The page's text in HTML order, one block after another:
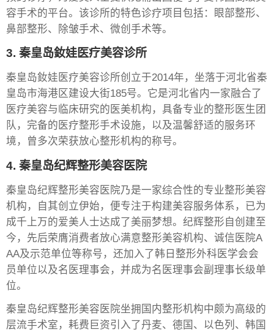
容手术的平台。该诊所的特色诊疗项目包括：眼部整形、
鼻部整形、除皱手术、微创手术等。
3. 秦皇岛釹娃医疗美容诊所
秦皇岛釹娃医疗美容诊所创立于2014年，坐落于河北省秦
皇岛市海港区建设大街185号。它是河北省内一家融合了
医疗美容与临床研究的医美机构，具备专业的整形医生团
队，完备的医疗整形手术设施，以及温馨舒适的服务环
境，曾多次荣获放心整形机构的称号。
4. 秦皇岛纪辉整形美容医院
秦皇岛纪辉整形美容医院乃是一家综合性的专业整形美容
机构，自其创立伊始，便专注于构建美容服务体系，已为
成千上万的爱美人士达成了美丽梦想。纪辉整形自创建至
今，先后荣膺消费者放心满意整形美容机构、诚信医院A
AA及示范单位等称号，还加入了韩日整形外科医学会会
员单位以及名医理事会，并成为名医理事会副理事长级单
位。
秦皇岛纪辉整形美容医院坐拥国内整形机构中颇为高级的
层流手术室，耗费巨资引入了丹麦、德国、以色列、韩国